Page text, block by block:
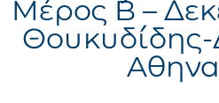
Μέρος ´Β –